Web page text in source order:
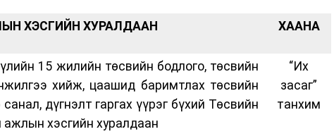
ХЭСГИЙН ХУРАЛДААН ХААНА
15 жилийн төсвийн бодлого, төсвийн
хийж, цаашид баримтлах төсвийн
дүгнэлт гаргах үүрэг бүхий Төсвийн
хэсгийн хуралдаан
“Их
засаг”
танхим